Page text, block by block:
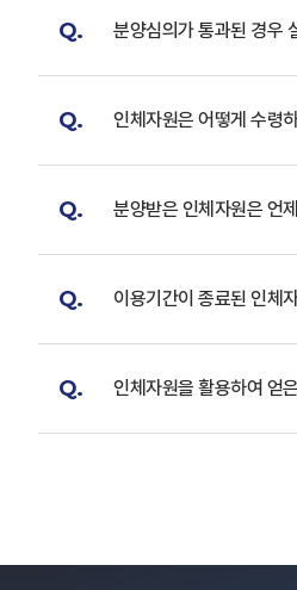
Q. 분양심의가 통과된 경우
Q. 인체자원은 어떻게 수령
Q. 분양받은 인체자원은 언
Q. 이용기간이 종료된 인체
Q. 인체자원을 활용하여 얻